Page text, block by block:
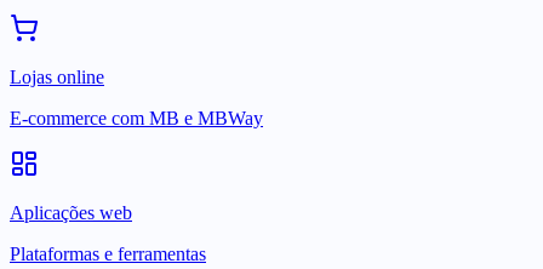
Lojas online
E-commerce com MB e MBWay
Aplicações web
Plataformas e ferramentas